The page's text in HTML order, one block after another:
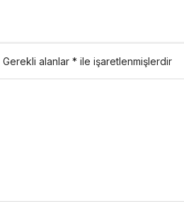
Gerekli alanlar * ile işaretlenmişlerdir